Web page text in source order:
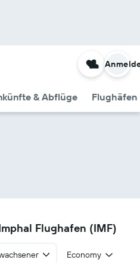
& Abflüge Flughäfen
Flughafen (IMF)
Economy